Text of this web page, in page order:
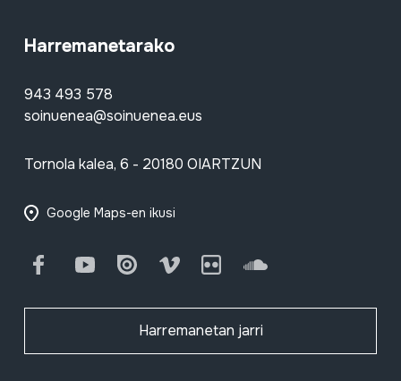
Harremanetarako
943 493 578
soinuenea@soinuenea.eus
Tornola kalea, 6 - 20180 OIARTZUN
Google Maps-en ikusi
FacebookYoutube Issuu Vimeo Flickr SoundCloud
Harremanetan jarri